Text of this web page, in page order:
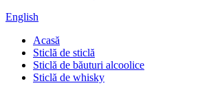
English
Acasă
Sticlă de sticlă
Sticlă de băuturi alcoolice
Sticlă de whisky